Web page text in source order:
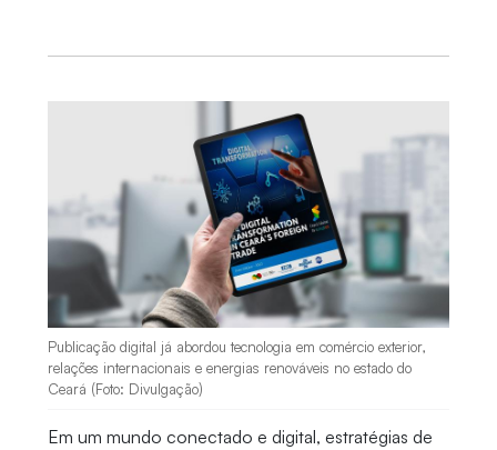
Publicação digital já abordou tecnologia em comércio exterior,
relações internacionais e energias renováveis no estado do
Ceará (Foto: Divulgação)
Em um mundo conectado e digital, estratégias de